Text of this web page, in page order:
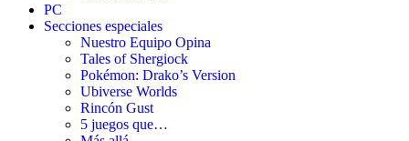
PC
Secciones especiales
Nuestro Equipo Opina
Tales of Shergiock
Pokémon: Drako’s Version
Ubiverse Worlds
Rincón Gust
5 juegos que…